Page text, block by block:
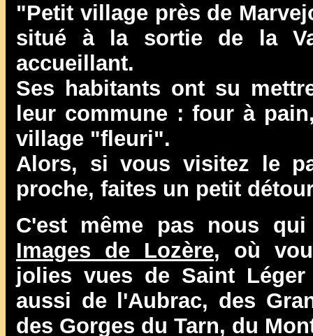
"Petit village près de
situé à la sortie de la
accueillant.
Ses habitants ont su
leur commune : four à
village "fleuri".
Alors, si vous visitez le
proche, faites un petit
C'est même pas nous
Images de Lozère, où
jolies vues de Saint
aussi de l'Aubrac, des
des Gorges du Tarn, du